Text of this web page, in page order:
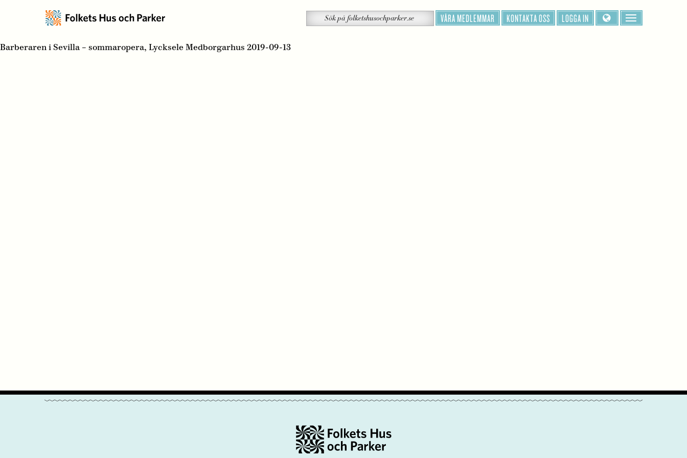
på
Sök VÅRA MEDLEMMAR KONTAKTA OSS LOGGA IN
Barberaren i Sevilla – sommaropera, Lycksele Medborgarhus 2019-09-13